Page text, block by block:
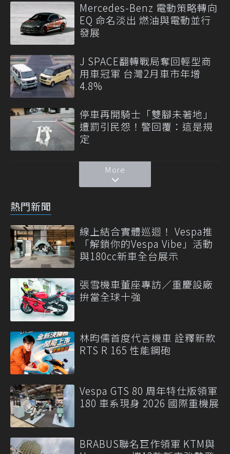
Mercedes-Benz 電動策略轉向
EQ 命名淡出 燃油與電動並行
發展
J SPACE翻轉戰局奪回輕型商
用車冠軍 台灣2月車市年增
4.8%
停車再開騎士「雙腳未著地」
遭罰引民怨！警回覆：這是規
定
More
熱門新聞
線上結合實體巡迴！ Vespa推
「解鎖你的Vespa Vibe」活動
與180cc新車全台展示
張雪機車董座專訪／重慶設廠
拚當全球十強
林昀儒首度代言機車 詮釋新款
RTS R 165 性能鋼砲
Vespa GTS 80 周年特仕版領軍
180 車系現身 2026 國際重機展
BRABUS聯名巨作領軍 KTM與